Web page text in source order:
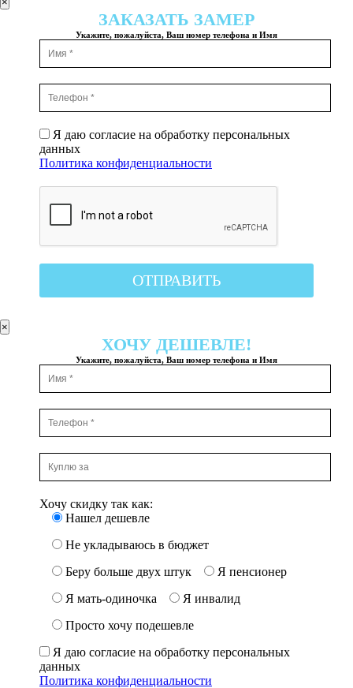
ЗАКАЗАТЬ ЗАМЕР
Укажите, пожалуйста, Ваш номер телефона и Имя
Я даю согласие на обработку персональных
данных
Политика конфиденциальности
×
ХОЧУ ДЕШЕВЛЕ!
Укажите, пожалуйста, Ваш номер телефона и Имя
Хочу скидку так как:
Нашел дешевле
Не укладываюсь в бюджет
Беру больше двух штук
Я пенсионер
Я мать-одиночка
Я инвалид
Просто хочу подешевле
Я даю согласие на обработку персональных
данных
Политика конфиденциальности